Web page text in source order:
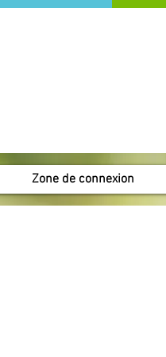
Zone de connexion